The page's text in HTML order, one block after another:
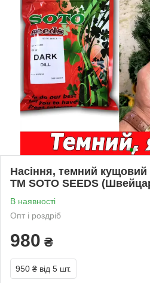
Насіння, темний
ТМ SOTO SEEDS
В наявності
Опт і роздріб
980 ₴
950 ₴ від 5 шт.